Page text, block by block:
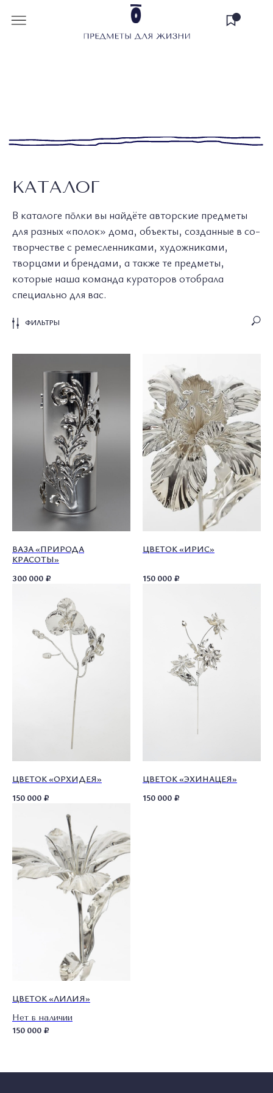
КАТАЛОГ
В каталоге пōлки вы найдёте авторские предметы
для разных «полок» дома, объекты, созданные в со-
творчестве с ремесленниками, художниками,
творцами и брендами, а также те предметы,
которые наша команда кураторов отобрала
специально для вас.
ФИЛЬТРЫ
ВАЗА «ПРИРОДА
КРАСОТЫ»
300 000 ₽
ЦВЕТОК «ИРИС»
150 000 ₽
ЦВЕТОК «ОРХИДЕЯ»
150 000 ₽
ЦВЕТОК «ЭХИНАЦЕЯ»
150 000 ₽
ЦВЕТОК «ЛИЛИЯ»
150 000 ₽
Нет в наличии
© 2026 ВСЕ ПРАВА ЗАЩИЩЕНЫ
ПОЛИТИКА КОНФИДЕНЦИАЛЬНОСТИ
УСЛОВИЯ ИСПОЛЬЗОВАНИЯ
О ПОЛКЕ КАТАЛОГ СОТРУДНИЧЕСТВО